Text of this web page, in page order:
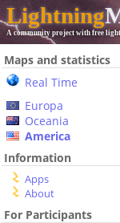
Lightning
A community project with free
Maps and statistics
Real Time
Europa
Oceania
America
Information
Apps
About
For Participants